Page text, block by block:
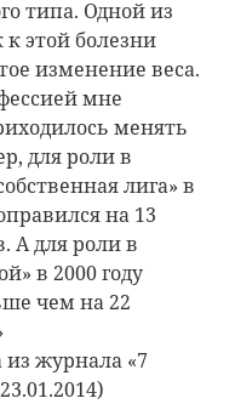
типа. Одной из
этой болезни
изменение веса.
мне
менять
для роли в
лига» в
на 13
А для роли в
в 2000 году
чем на 22
из журнала «7